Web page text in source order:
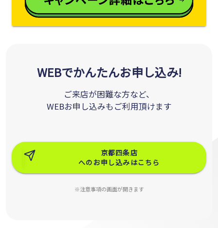
WEBでかんたんお申し込み!
ご来店が困難な方など、
WEBお申し込みもご利用頂けます
京都四条店
へのお申し込みはこちら
※注意事項の画面が開きます